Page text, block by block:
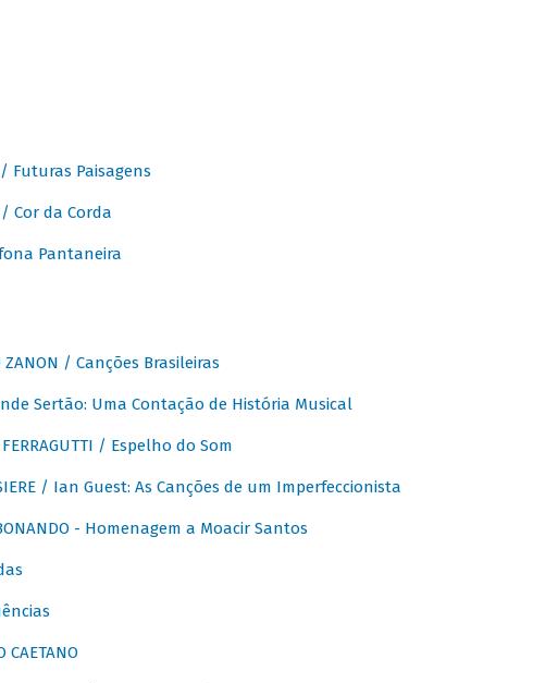
/ Futuras Paisagens
/ Cor da Corda
Pantaneira
ZANON / Canções Brasileiras
Sertão: Uma Contação de História Musical
FERRAGUTTI / Espelho do Som
/ Ian Guest: As Canções de um Imperfeccionista
- Homenagem a Moacir Santos
CAETANO